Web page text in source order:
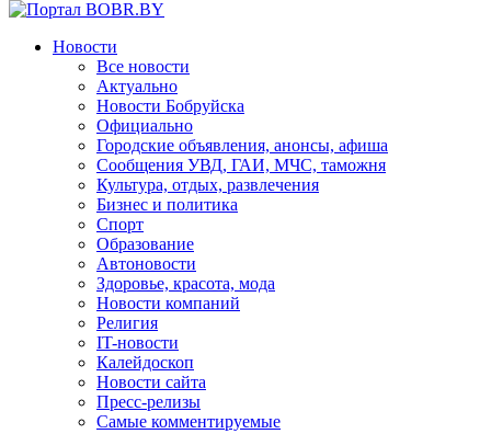
Новости
Все новости
Актуально
Новости Бобруйска
Официально
Городские объявления, анонсы, афиша
Сообщения УВД, ГАИ, МЧС, таможня
Культура, отдых, развлечения
Бизнес и политика
Спорт
Образование
Автоновости
Здоровье, красота, мода
Новости компаний
Религия
IT-новости
Калейдоскоп
Новости сайта
Пресс-релизы
Самые комментируемые